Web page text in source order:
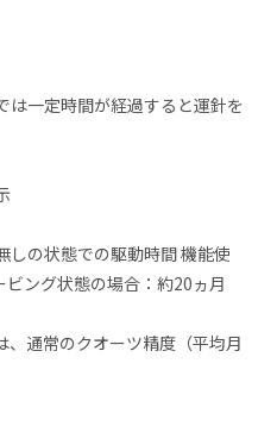
は一定時間が経過すると運針を
しの状態での駆動時間 機能使
ング状態の場合：約20ヵ月
通常のクオーツ精度（平均月